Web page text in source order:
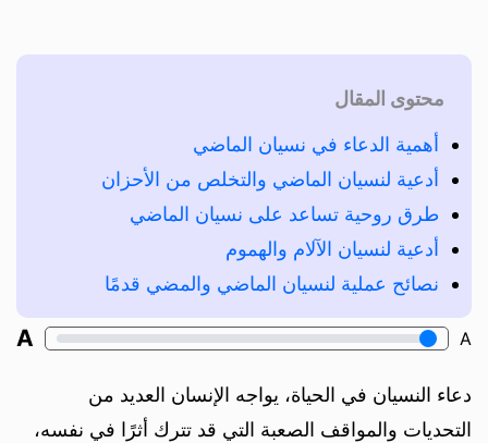
محتوى المقال
أهمية الدعاء في نسيان الماضي
أدعية لنسيان الماضي والتخلص من الأحزان
طرق روحية تساعد على نسيان الماضي
أدعية لنسيان الآلام والهموم
نصائح عملية لنسيان الماضي والمضي قدمًا
A
A
دعاء النسيان في الحياة، يواجه الإنسان العديد من
التحديات والمواقف الصعبة التي قد تترك أثرًا في نفسه،